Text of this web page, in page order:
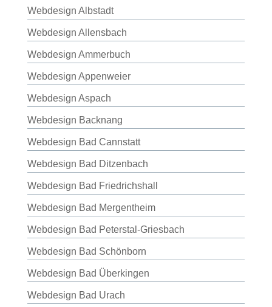
Webdesign Albstadt
Webdesign Allensbach
Webdesign Ammerbuch
Webdesign Appenweier
Webdesign Aspach
Webdesign Backnang
Webdesign Bad Cannstatt
Webdesign Bad Ditzenbach
Webdesign Bad Friedrichshall
Webdesign Bad Mergentheim
Webdesign Bad Peterstal-Griesbach
Webdesign Bad Schönborn
Webdesign Bad Überkingen
Webdesign Bad Urach